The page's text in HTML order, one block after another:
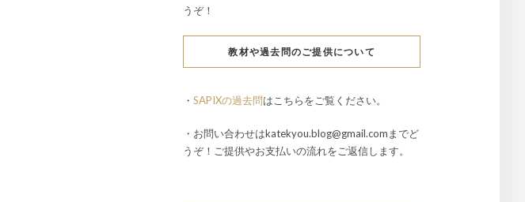
うぞ！
教材や過去問のご提供について
・ SAPIXの過去問はこちらをご覧ください。
・お問い合わせはkatekyou.blog@gmail.comまでど
うぞ！ご提供やお支払いの流れをご返信します。